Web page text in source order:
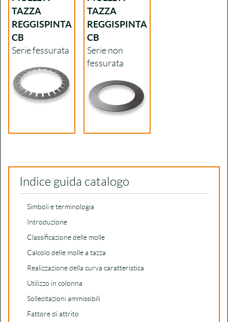
TAZZA
REGGISPINTA
CB
Serie fessurata
TAZZA
REGGISPINTA
CB
Serie non
fessurata
Indice guida catalogo
Simboli e terminologia
Introduzione
Classificazione delle molle
Calcolo delle molle a tazza
Realizzazione della curva caratteristica
Utilizzo in colonna
Sollecitazioni ammissibili
Fattore di attrito